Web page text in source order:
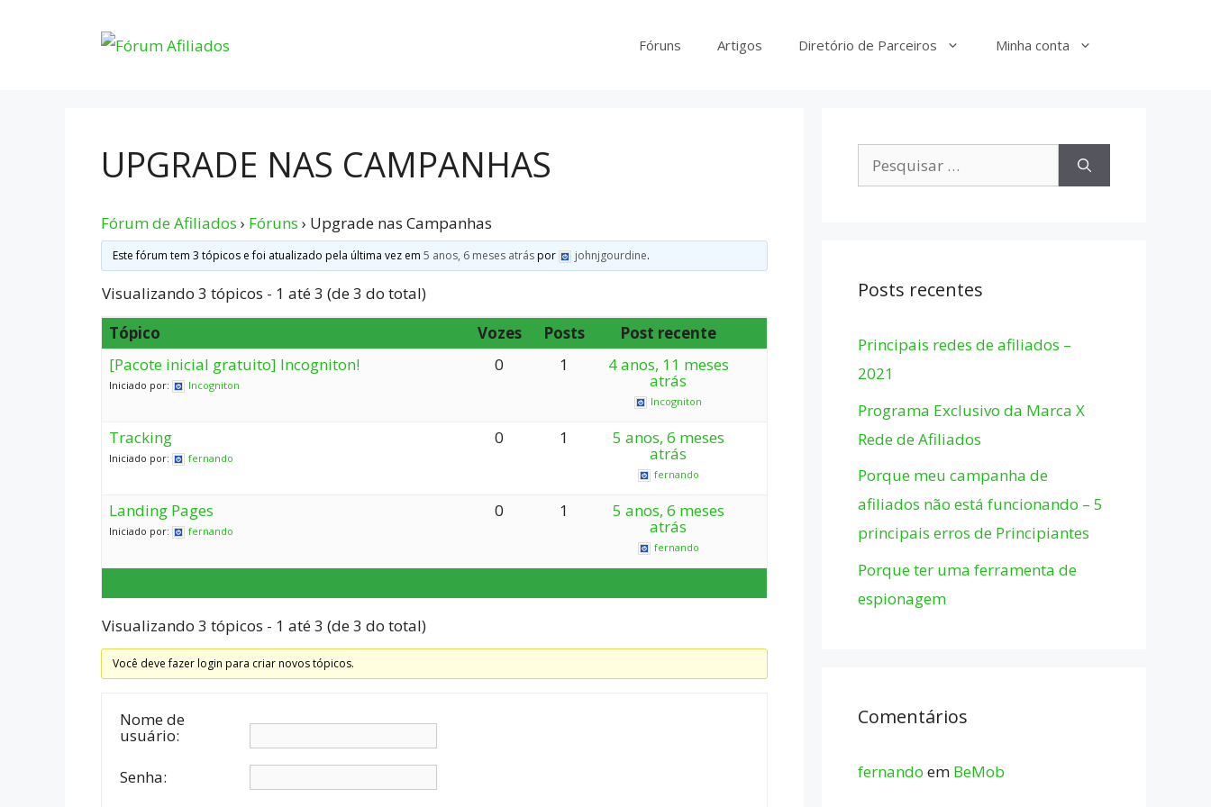
Fóruns Artigos Diretório de Parceiros Minha conta
UPGRADE NAS CAMPANHAS
Fórum de Afiliados › Fóruns › Upgrade nas Campanhas
Este fórum tem 3 tópicos e foi atualizado pela última vez em5 anos, 6 meses atráspor johnjgourdine.
Visualizando 3 tópicos - 1 até 3 (de 3 do total)
Tópico
Vozes Posts
Post recente
[Pacote inicial gratuito] Incogniton!
Iniciado por: Incogniton
0 1 4 anos, 11 meses
atrás
Incogniton
Tracking
Iniciado por: fernando
0 1 5 anos, 6 meses
atrás
fernando
Landing Pages
Iniciado por: fernando
0 1 5 anos, 6 meses
atrás
fernando
Visualizando 3 tópicos - 1 até 3 (de 3 do total)
Você deve fazer login para criar novos tópicos.
Nome de
usuário:
Senha:
Pesquisar
por:
Posts recentes
Principais redes de afiliados –
2021
Programa Exclusivo da Marca X
Rede de Afiliados
Porque meu campanha de
afiliados não está funcionando – 5
principais erros de Principiantes
Porque ter uma ferramenta de
espionagem
Comentários
fernando em BeMob